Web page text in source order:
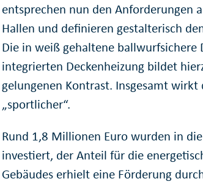
entsprechen nun den Anforderungen
Hallen und definieren gestalterisch
Die in weiß gehaltene ballwurfsichere
integrierten Deckenheizung bildet
gelungenen Kontrast. Insgesamt wirkt
„sportlicher“.
Rund 1,8 Millionen Euro wurden in
investiert, der Anteil für die
Gebäudes erhielt eine Förderung